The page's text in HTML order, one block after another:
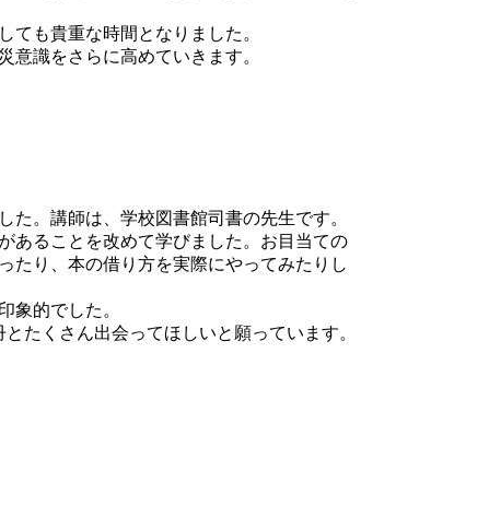
も貴重な時間となりました。
識をさらに高めていきます。
。講師は、学校図書館司書の先生です。
あることを改めて学びました。お目当ての
たり、本の借り方を実際にやってみたりし
象的でした。
たくさん出会ってほしいと願っています。